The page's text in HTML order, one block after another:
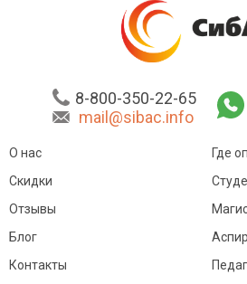
8-800-350-22-65
mail@sibac.info
О нас
Скидки
Отзывы
Блог
Контакты
Где